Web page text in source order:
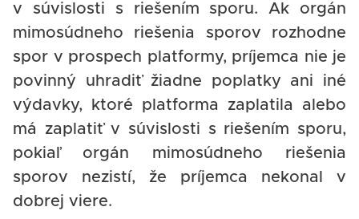
v súvislosti s riešením sporu. Ak orgán
mimosúdneho riešenia sporov rozhodne
spor v prospech platformy, príjemca nie je
povinný uhradiť žiadne poplatky ani iné
výdavky, ktoré platforma zaplatila alebo
má zaplatiť v súvislosti s riešením sporu,
pokiaľ orgán mimosúdneho riešenia
sporov nezistí, že príjemca nekonal v
dobrej viere.